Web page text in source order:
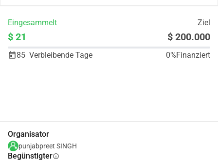
Eingesammelt Ziel
$ 21 $ 200.000
85 Verbleibende Tage 0%Finanziert
Organisator
punjabpreet SINGH
Begünstigterinfo